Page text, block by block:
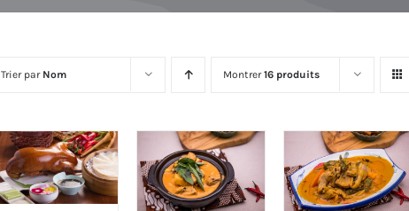
Trier par Nom Montrer16 produits